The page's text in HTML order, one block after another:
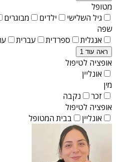
מטופל
גיל השלישי
ילדים מבוגרים
שפה
אנגלית
ספרדית עברית
ראה עוד 1
אופציה לטיפול
אונליין
מין
זכר
נקבה
אופציה לטיפול
אונליין
בבית המטופל